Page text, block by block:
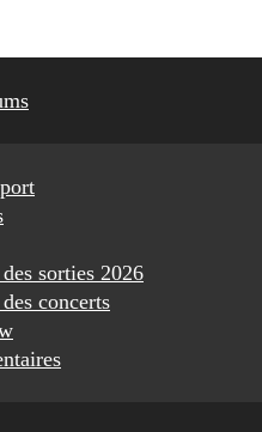
sorties 2026
concerts